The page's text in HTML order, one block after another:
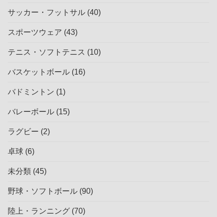
サッカー・フットサル (40)
スポーツウェア (43)
テニス・ソフトテニス (10)
バスケットボール (16)
バドミントン (1)
バレーボール (15)
ラグビー (2)
卓球 (6)
未分類 (45)
野球・ソフトボール (90)
陸上・ランニング (70)